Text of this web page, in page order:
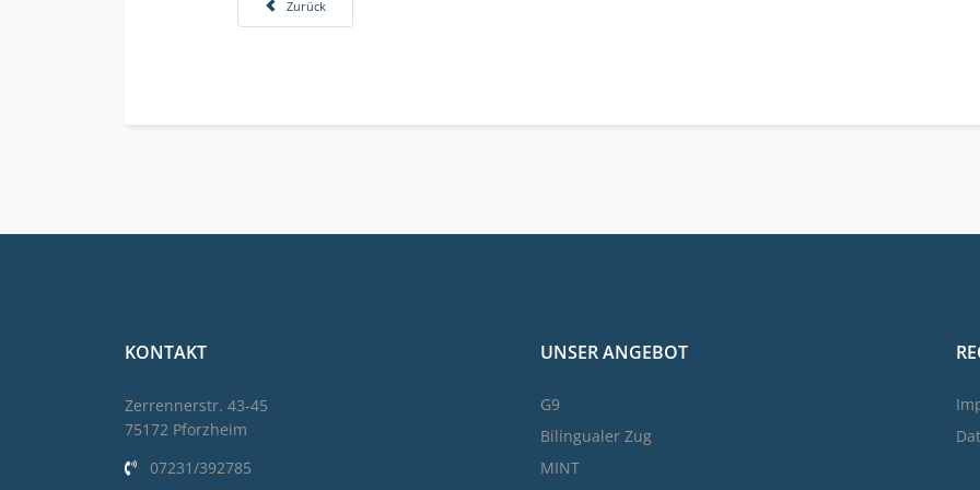
Vorheriger Beitrag: Inspiration Day 2026
Zurück
KONTAKT
Zerrennerstr. 43-45
75172 Pforzheim
07231/392785
UNSER ANGEBOT
G9
Bilingualer Zug
MINT